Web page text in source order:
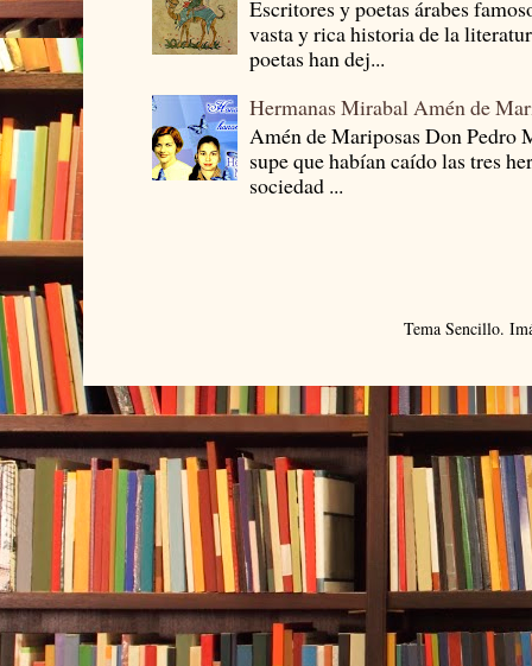
Escritores y poetas árabes
vasta y rica historia de la
poetas han dej...
Hermanas Mirabal Amén de
Amén de Mariposas Don
supe que habían caído las tres
sociedad ...
Tema Sencillo.